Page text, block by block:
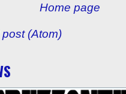
Home page
(Atom)